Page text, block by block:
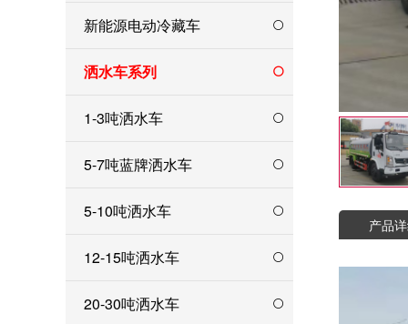
新能源电动冷藏车
洒水车系列
1-3吨洒水车
5-7吨蓝牌洒水车
5-10吨洒水车
12-15吨洒水车
20-30吨洒水车
产品